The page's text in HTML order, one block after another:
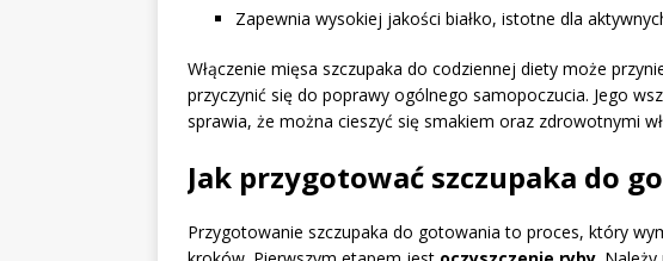
Zapewnia wysokiej jakości białko, istotne dla
Włączenie mięsa szczupaka do codziennej diety może
przyczynić się do poprawy ogólnego samopoczucia. Jego
sprawia, że można cieszyć się smakiem oraz zdrowotnymi
Jak przygotować szczupaka do
Przygotowanie szczupaka do gotowania to proces, który